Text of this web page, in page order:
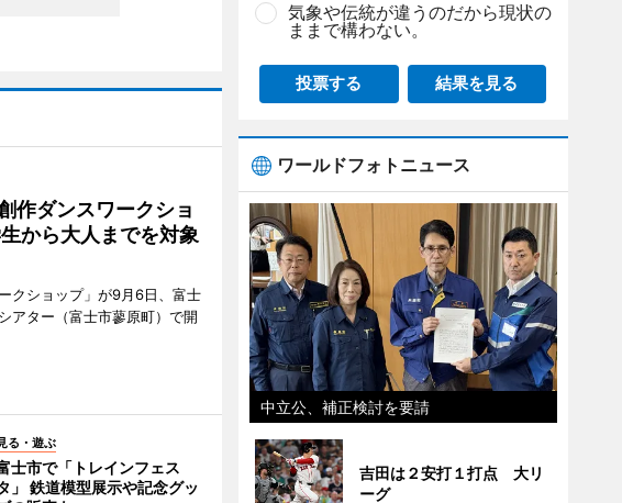
作ダンスワークショ
から大人までを対象
クショップ」が9月6日、富士
アター（富士市蓼原町）で開
る・遊ぶ
士市で「トレインフェス
」 鉄道模型展示や記念グッ
気象や伝統が違うのだから現状の
ままで構わない。
投票する 結果を見る
ワールドフォトニュース
中立公、補正検討を要請
吉田は２安打１打点 大リ
ーグ